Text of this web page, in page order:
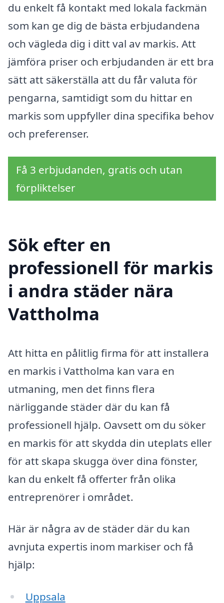
du enkelt få kontakt med lokala fackmän
som kan ge dig de bästa erbjudandena
och vägleda dig i ditt val av markis. Att
jämföra priser och erbjudanden är ett bra
sätt att säkerställa att du får valuta för
pengarna, samtidigt som du hittar en
markis som uppfyller dina specifika behov
och preferenser.
Få 3 erbjudanden, gratis och utan
förpliktelser
Sök efter en
professionell för markis
i andra städer nära
Vattholma
Att hitta en pålitlig firma för att installera
en markis i Vattholma kan vara en
utmaning, men det finns flera
närliggande städer där du kan få
professionell hjälp. Oavsett om du söker
en markis för att skydda din uteplats eller
för att skapa skugga över dina fönster,
kan du enkelt få offerter från olika
entreprenörer i området.
Här är några av de städer där du kan
avnjuta expertis inom markiser och få
hjälp:
Uppsala